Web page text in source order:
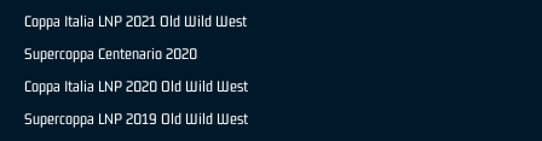
Coppa Italia LNP 2021 Old Wild West
Supercoppa Centenario 2020
Coppa Italia LNP 2020 Old Wild West
Supercoppa LNP 2019 Old Wild West